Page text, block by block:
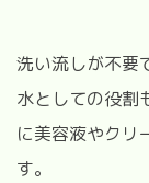
洗い流しが不要
水としての役割
に美容液やクリ
す。